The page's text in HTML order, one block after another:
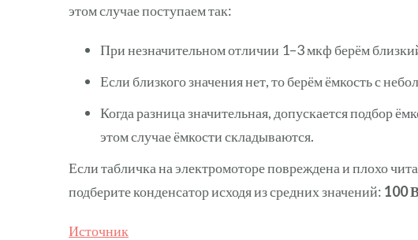
этом случае поступаем так:
При незначительном отличии 1–3 мкф берём
Если близкого значения нет, то берём ёмкость с
Когда разница значительная, допускается подбор
этом случае ёмкости складываются.
Если табличка на электромоторе повреждена и плохо
подберите конденсатор исходя из средних значений: 100
Источник